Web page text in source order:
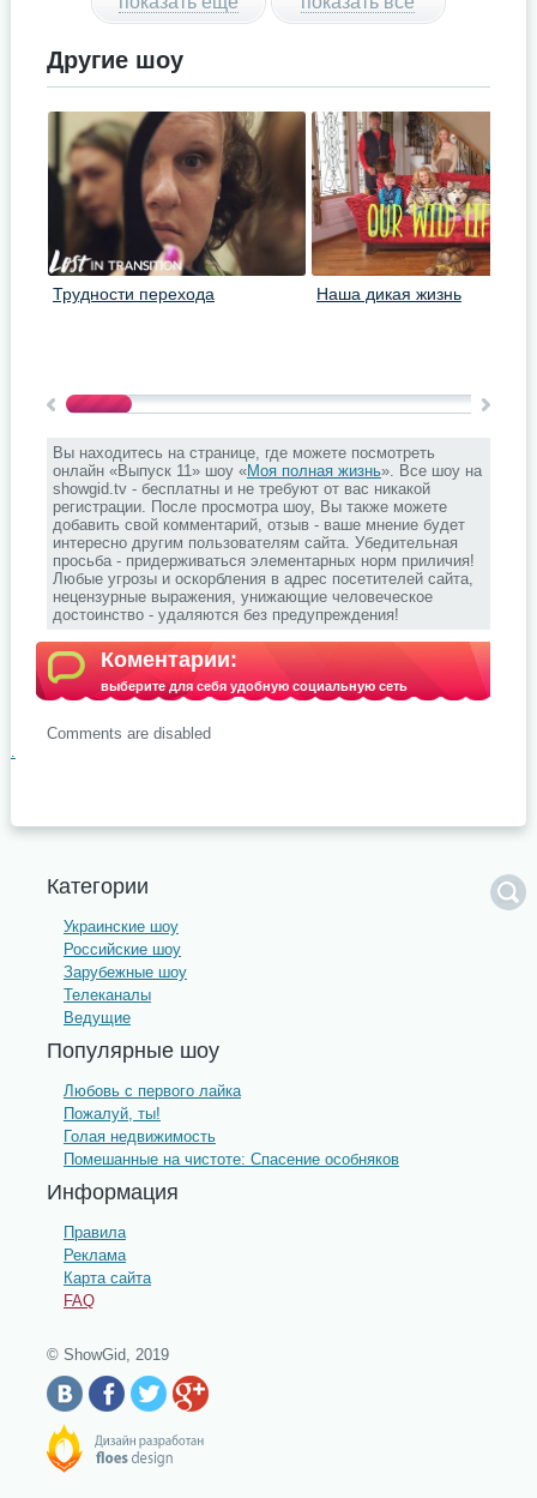
Другие шоу
Трудности перехода Наша дикая жизнь
Вы находитесь на странице, где можете посмотреть
онлайн «Выпуск 11» шоу «Моя полная жизнь». Все шоу на
showgid.tv - бесплатны и не требуют от вас никакой
регистрации. После просмотра шоу, Вы также можете
добавить свой комментарий, отзыв - ваше мнение будет
интересно другим пользователям сайта. Убедительная
просьба - придерживаться элементарных норм приличия!
Любые угрозы и оскорбления в адрес посетителей сайта,
нецензурные выражения, унижающие человеческое
достоинство - удаляются без предупреждения!
Коментарии:
выберите для себя удобную социальную сеть
Comments are disabled
.
Категории
Украинские шоу
Российские шоу
Зарубежные шоу
Телеканалы
Ведущие
Популярные шоу
Любовь с первого лайка
Пожалуй, ты!
Голая недвижимость
Помешанные на чистоте: Спасение особняков
Информация
Правила
Реклама
Карта сайта
FAQ
© ShowGid, 2019